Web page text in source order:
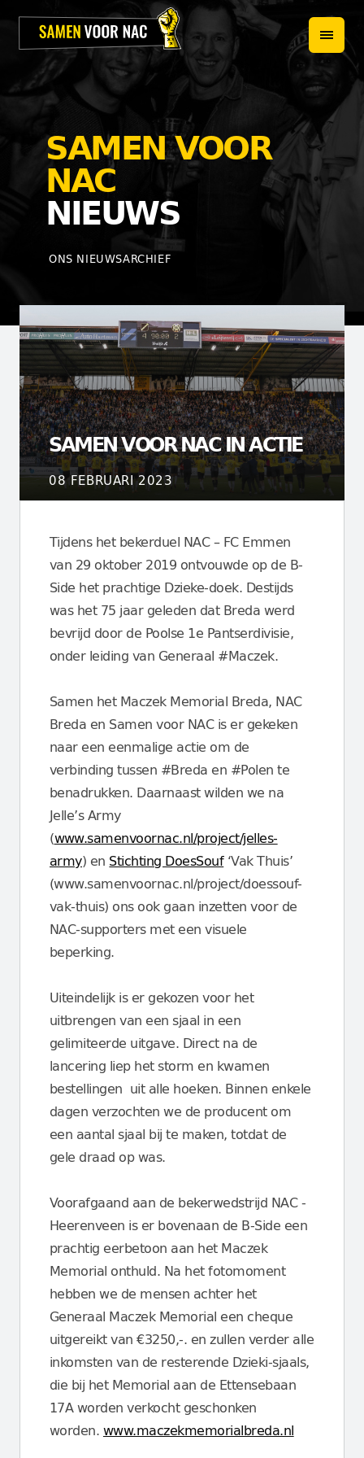
HOME
PROJECTEN
OVER ONS
HET TEAM
NIEUWS
SAMEN VOOR
NAC
NIEUWS
ONS NIEUWSARCHIEF
SAMEN VOOR NAC IN ACTIE
08 FEBRUARI 2023
Tijdens het bekerduel NAC – FC Emmen
van 29 oktober 2019 ontvouwde op de B-
Side het prachtige Dzieke-doek. Destijds
was het 75 jaar geleden dat Breda werd
bevrijd door de Poolse 1e Pantserdivisie,
onder leiding van Generaal #Maczek.
Samen het Maczek Memorial Breda, NAC
Breda en Samen voor NAC is er gekeken
naar een eenmalige actie om de
verbinding tussen #Breda en #Polen te
benadrukken. Daarnaast wilden we na
Jelle’s Army
(www.samenvoornac.nl/project/jelles-
army) en Stichting DoesSouf‘Vak Thuis’
(www.samenvoornac.nl/project/doessouf-
vak-thuis) ons ook gaan inzetten voor de
NAC-supporters met een visuele
beperking.
Uiteindelijk is er gekozen voor het
uitbrengen van een sjaal in een
gelimiteerde uitgave. Direct na de
lancering liep het storm en kwamen
bestellingen uit alle hoeken. Binnen enkele
dagen verzochten we de producent om
een aantal sjaal bij te maken, totdat de
gele draad op was.
Voorafgaand aan de bekerwedstrijd NAC -
Heerenveen is er bovenaan de B-Side een
prachtig eerbetoon aan het Maczek
Memorial onthuld. Na het fotomoment
hebben we de mensen achter het
Generaal Maczek Memorial een cheque
uitgereikt van €3250,-. en zullen verder alle
inkomsten van de resterende Dzieki-sjaals,
die bij het Memorial aan de Ettensebaan
17A worden verkocht geschonken
worden. www.maczekmemorialbreda.nl